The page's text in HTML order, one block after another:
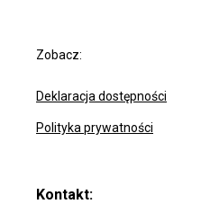
Zobacz:
Deklaracja dostępności
Polityka prywatności
Kontakt: